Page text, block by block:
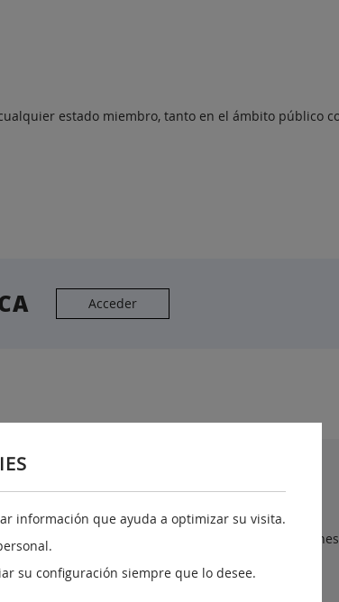
estado miembro, tanto en el ámbito público
Acceder
Accesibilidad
Sugerencias y reclamaciones
Contacto
información que ayuda a optimizar su visita.
su configuración siempre que lo desee.